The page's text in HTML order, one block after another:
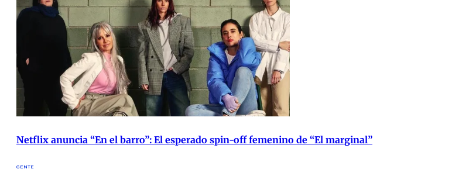
Netflix anuncia “En el barro”: El esperado spin-off femenino de “El marginal”
GENTE